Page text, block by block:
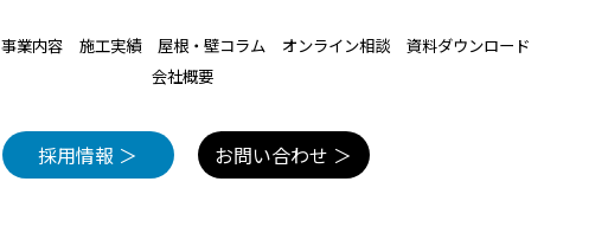
事業内容 施工実績 屋根・壁コラム オンライン相談
資料ダウンロード
会社概要
採用情報 ＞ お問い合わせ ＞